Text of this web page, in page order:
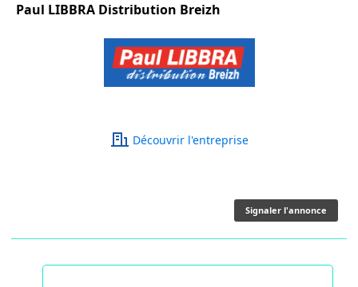
Paul LIBBRA Distribution Breizh
Découvrir l'entreprise
Signaler l'annonce